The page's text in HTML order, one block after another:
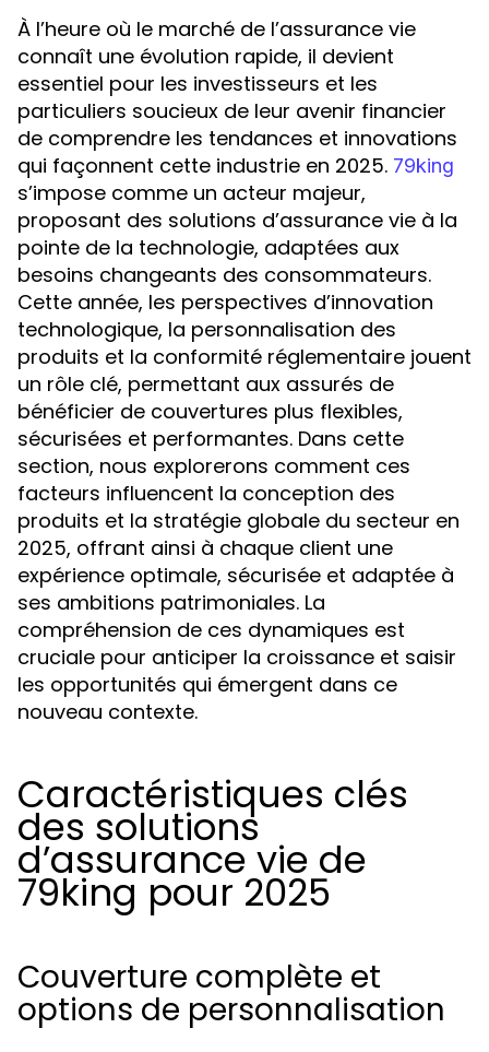
À l’heure où le marché de l’assurance vie
connaît une évolution rapide, il devient
essentiel pour les investisseurs et les
particuliers soucieux de leur avenir financier
de comprendre les tendances et innovations
qui façonnent cette industrie en 2025. 79king
s’impose comme un acteur majeur,
proposant des solutions d’assurance vie à la
pointe de la technologie, adaptées aux
besoins changeants des consommateurs.
Cette année, les perspectives d’innovation
technologique, la personnalisation des
produits et la conformité réglementaire jouent
un rôle clé, permettant aux assurés de
bénéficier de couvertures plus flexibles,
sécurisées et performantes. Dans cette
section, nous explorerons comment ces
facteurs influencent la conception des
produits et la stratégie globale du secteur en
2025, offrant ainsi à chaque client une
expérience optimale, sécurisée et adaptée à
ses ambitions patrimoniales. La
compréhension de ces dynamiques est
cruciale pour anticiper la croissance et saisir
les opportunités qui émergent dans ce
nouveau contexte.
Caractéristiques clés
des solutions
d’assurance vie de
79king pour 2025
Couverture complète et
options de personnalisation